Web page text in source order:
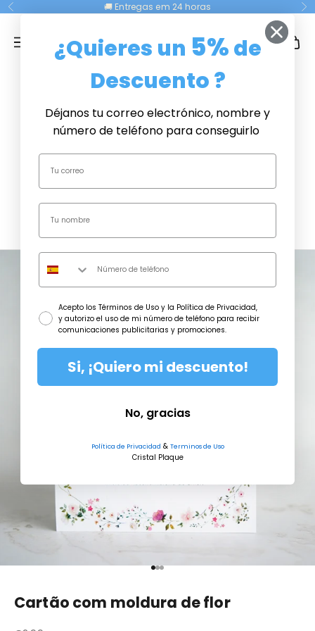
Ir para o conteúdo
Antigo 🚚 Entregas em 24 horas
Procurar
Cesta
Dia dos
CONTATO
CONECTE-
Vá para o artigo 1
Vá para o artigo 2
Vá para o artigo 3
Cartão com moldura de flor
¿Quieres un 5%de
Descuento ?
Déjanos tu correo electrónico, nombre y
número de teléfono para conseguirlo
consentimiento
Acepto los Términos de Uso y la Política de Privacidad,
y autorizo el uso de mi número de teléfono para recibir
comunicaciones publicitarias y promociones.
Si, ¡Quiero mi descuento!
No, gracias
Política de Privacidad & Terminos de Uso
Cristal Plaque